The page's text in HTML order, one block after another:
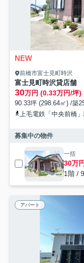
NEW
前橋市富士見町時沢
富士見町時沢貸店舗
30万円 (0.33万円/坪)
90.33坪 (298.64㎡) /築
上毛電鉄「中央前橋
募集中の物件
一括
30万
1階 /
アパート